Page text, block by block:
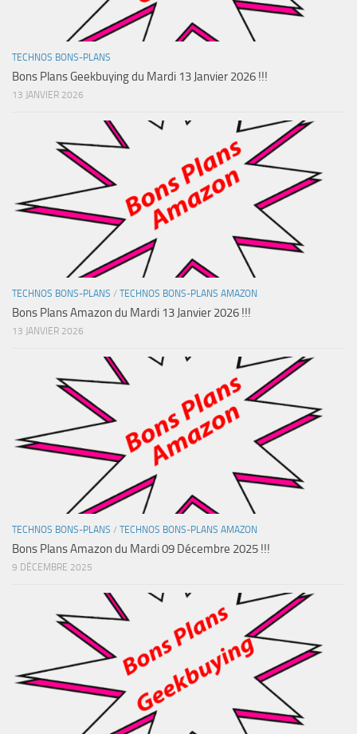
TECHNOS BONS-PLANS
Bons Plans Geekbuying du Mardi 13 Janvier 2026 !!!
13 JANVIER 2026
TECHNOS BONS-PLANS / TECHNOS BONS-PLANS AMAZON
Bons Plans Amazon du Mardi 13 Janvier 2026 !!!
13 JANVIER 2026
TECHNOS BONS-PLANS / TECHNOS BONS-PLANS AMAZON
Bons Plans Amazon du Mardi 09 Décembre 2025 !!!
9 DÉCEMBRE 2025